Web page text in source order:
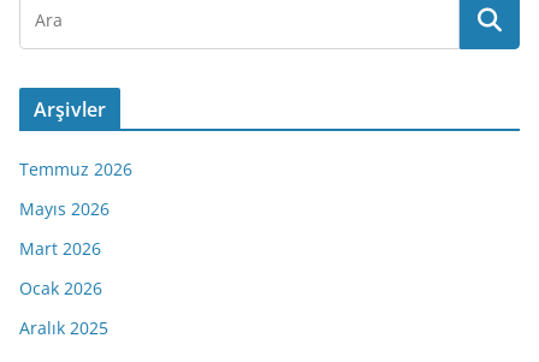
Arşivler
Temmuz 2026
Mayıs 2026
Mart 2026
Ocak 2026
Aralık 2025